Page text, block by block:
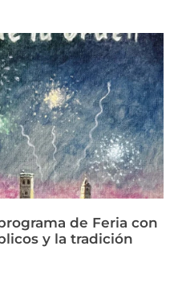
de Feria con
y la tradición